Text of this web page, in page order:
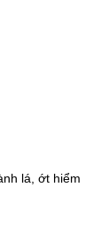
lá, ớt hiểm